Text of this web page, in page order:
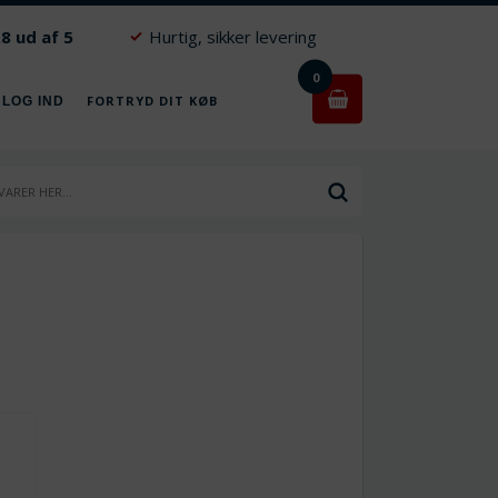
ud af 5 Hurtig, sikker levering
IND FORTRYD DIT KØB
0